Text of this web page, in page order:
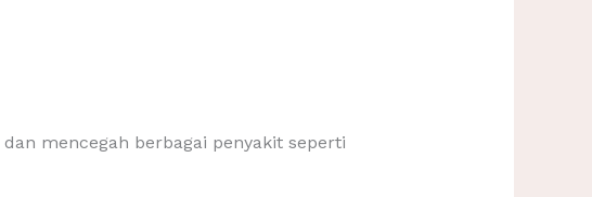
mencegah berbagai penyakit seperti